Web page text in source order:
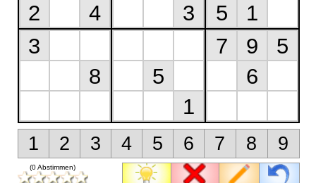
2 4 3 5
1
3
8
5
1
7 9
5
6
1 2 3 4 5 6 7 8 9
(0 Abstimmen)